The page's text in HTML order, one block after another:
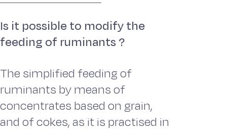
Is it possible to modify the
feeding of ruminants ?
The simplified feeding of
ruminants by means of
concentrates based on grain,
and of cokes, as it is practised in